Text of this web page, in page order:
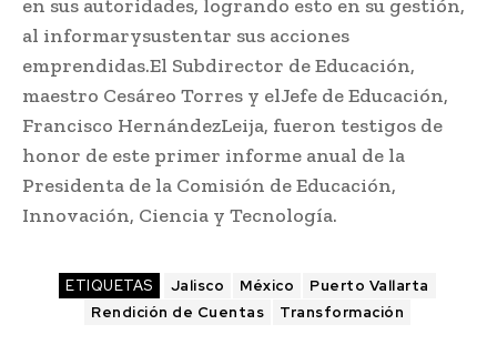
en sus autoridades, logrando esto en su gestión,
al informarysustentar sus acciones
emprendidas.El Subdirector de Educación,
maestro Cesáreo Torres y elJefe de Educación,
Francisco HernándezLeija, fueron testigos de
honor de este primer informe anual de la
Presidenta de la Comisión de Educación,
Innovación, Ciencia y Tecnología.
ETIQUETAS Jalisco México
Puerto Vallarta
Rendición de Cuentas
Transformación